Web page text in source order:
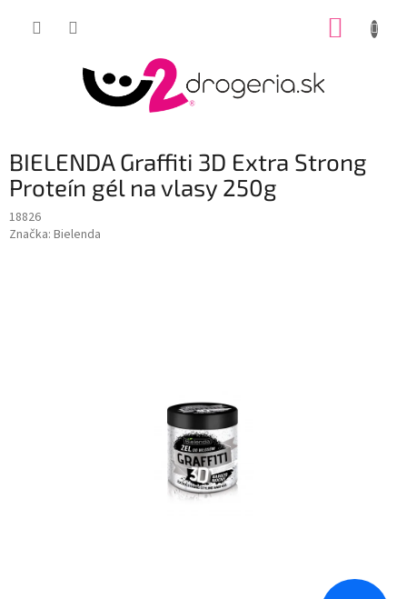
BIELENDA Graffiti 3D Extra Strong
Proteín gél na vlasy 250g
18826
Značka: Bielenda